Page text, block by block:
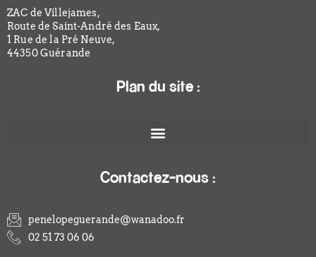
f
ZAC de Villejames,
Route de Saint-André des Eaux,
1 Rue de la Pré Neuve,
44350 Guérande
Plan du site :
Contactez-nous :
penelopeguerande@wanadoo.fr
02 51 73 06 06